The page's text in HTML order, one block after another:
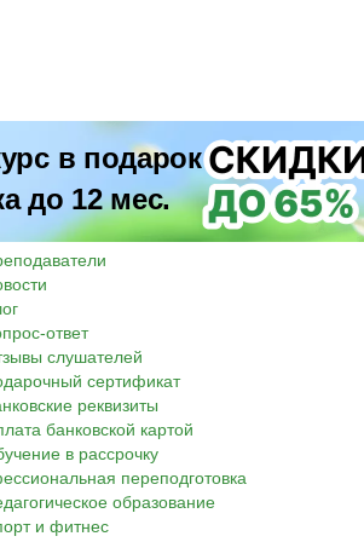
в подарок
до 12 мес.
8 800 500-30-45
ответ
слушателей
сертификат
реквизиты
банковской картой
в рассрочку
переподготовка
образование
и фитнес